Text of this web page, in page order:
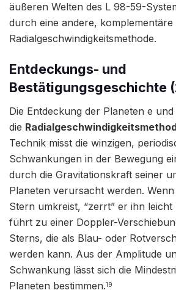
äußeren Welten des L 98-59-
durch eine andere, komplementäre
Radialgeschwindigkeitsmethode.
Entdeckungs- und
Bestätigungsgeschichte
Die Entdeckung der Planeten e
die
Technik misst die winzigen,
Schwankungen in der Bewegung
durch die Gravitationskraft seiner
Planeten verursacht werden.
Stern umkreist, “zerrt” er ihn leicht
führt zu einer Doppler-
Sterns, die als Blau- oder
werden kann. Aus der Amplitude
Schwankung lässt sich die
Planeten bestimmen.19